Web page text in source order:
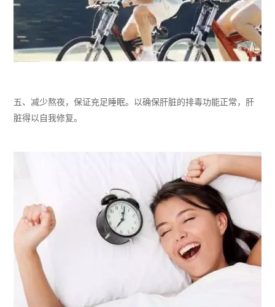
五、 减少熬夜，保证充足睡眠。以确保肝脏的排毒功能正常 ，肝
脏得以自我修复。